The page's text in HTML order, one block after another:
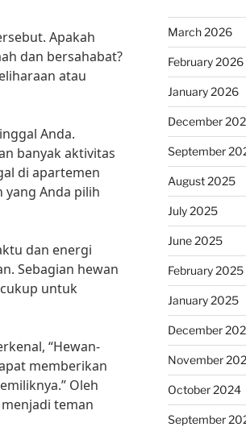
Apakah
dan bersahabat?
atau
Anda.
banyak aktivitas
di apartemen
yang Anda pilih
dan energi
Sebagian hewan
untuk
“Hewan-
memberikan
Oleh
teman
March 2026
February 2026
January 2026
December
September
August 2025
July 2025
June 2025
February 2025
January 2025
December
November
October 2024
September